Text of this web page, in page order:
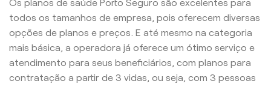
todos os tamanhos de empresa, pois oferecem diversas
opções de planos e preços. E até mesmo na categoria
mais básica, a operadora já oferece um ótimo serviço e
atendimento para seus beneficiários, com planos para
contratação a partir de 3 vidas, ou seja, com 3 pessoas